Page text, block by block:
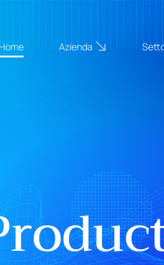
Home Azienda